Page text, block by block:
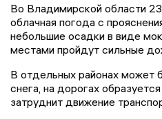
Во Владимирской области
облачная погода с
небольшие осадки в виде
местами пройдут сильные
В отдельных районах может
снега, на дорогах
затруднит движение